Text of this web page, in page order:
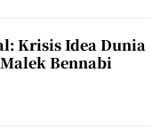
Krisis Idea Dunia
Bennabi